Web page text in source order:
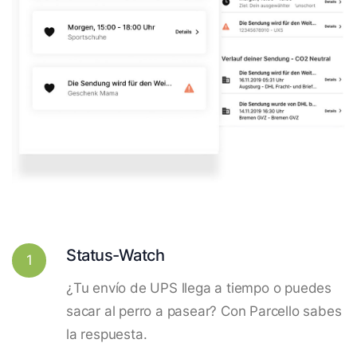
1 Status-Watch
¿Tu envío de UPS llega a tiempo o puedes
sacar al perro a pasear? Con Parcello sabes
la respuesta.